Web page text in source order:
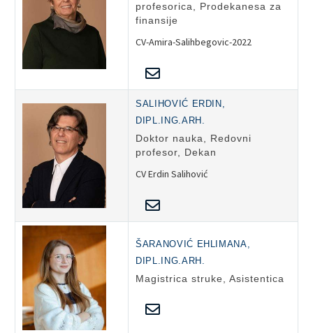
profesorica, Prodekanesa za
finansije
CV-Amira-Salihbegovic-2022
SALIHOVIĆ ERDIN,
DIPL.ING.ARH.
Doktor nauka, Redovni
profesor, Dekan
CV Erdin Salihović
ŠARANOVIĆ EHLIMANA,
DIPL.ING.ARH.
Magistrica struke, Asistentica